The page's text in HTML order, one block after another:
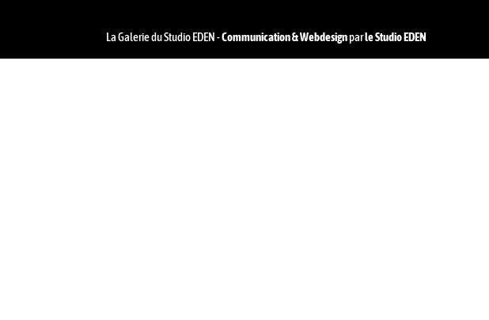
La Galerie du Studio EDEN -Communication & Webdesignparle Studio EDEN